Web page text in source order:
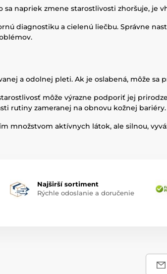
sa napriek zmene starostlivosti zhoršuje, je
diagnostiku a cielenú liečbu. Správne
a odolnej pleti. Ak je oslabená, môže
môže výrazne podporiť jej
rutiny zameranej na obnovu kožnej bariéry.
množstvom aktívnych látok, ale silnou,
Najširší sortiment
Rýchle odoslanie a doručenie